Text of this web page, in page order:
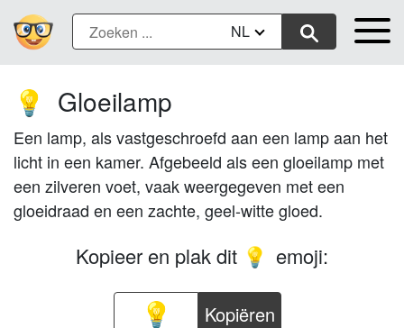
NL
💡 Gloeilamp
Een lamp, als vastgeschroefd aan een lamp aan het
licht in een kamer. Afgebeeld als een gloeilamp met
een zilveren voet, vaak weergegeven met een
gloeidraad en een zachte, geel-witte gloed.
Kopieer en plak dit 💡 emoji:
Kopiëren